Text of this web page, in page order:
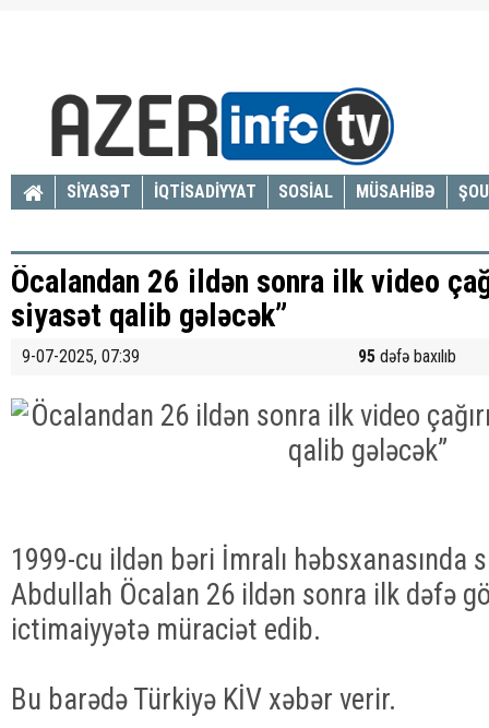
SİYASƏT İQTİSADİYYAT SOSİAL MÜSAHİBƏ
Öcalandan 26 ildən sonra ilk video
siyasət qalib gələcək”
9-07-2025, 07:39 95 dəfə baxılıb
1999-cu ildən bəri İmralı həbsxanasında
Abdullah Öcalan 26 ildən sonra ilk dəfə
ictimaiyyətə müraciət edib.
Bu barədə Türkiyə KİV xəbər verir.